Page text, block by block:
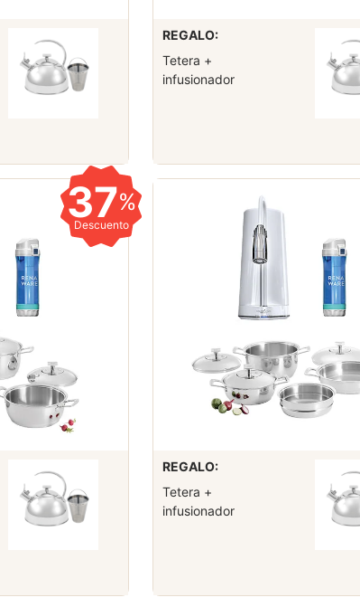
REGALO:
Tetera +
infusionador
37%
Descuento
REGALO:
Tetera +
infusionador